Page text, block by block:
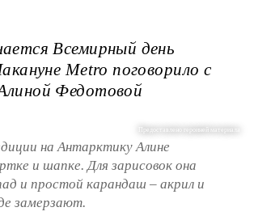
Всемирный день
Metro поговорило с
Федотовой
Предоставлено героиней материала
на Антарктику Алине
и шапке. Для зарисовок она
и простой карандаш – акрил и
замерзают.